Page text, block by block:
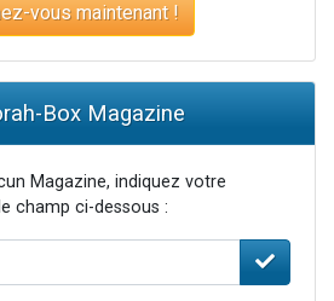
vous maintenant !
Box Magazine
Magazine, indiquez votre
champ ci-dessous :